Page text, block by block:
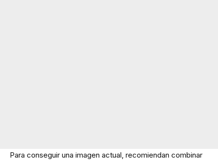
Para conseguir una imagen actual, recomiendan combinar